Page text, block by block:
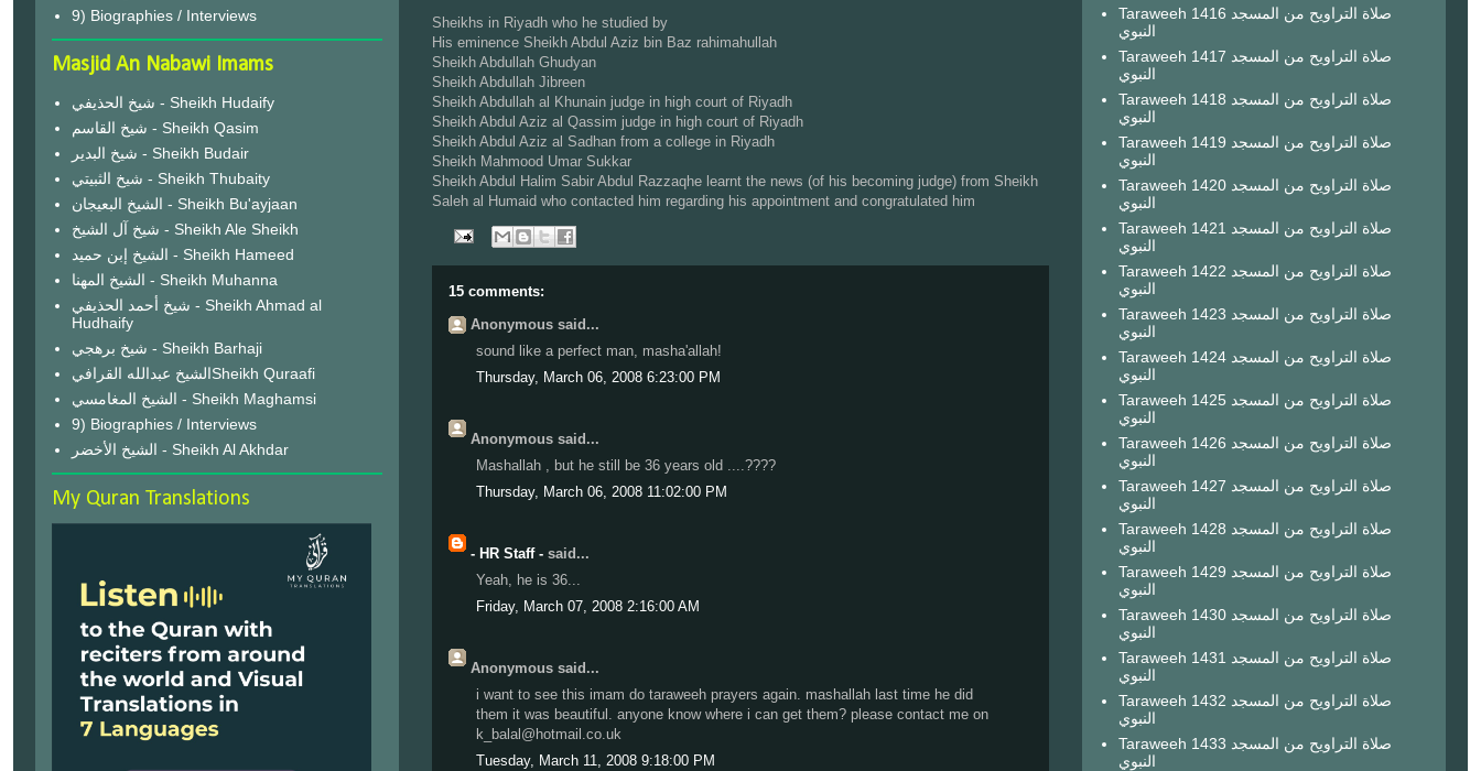
Sheikhs in Riyadh who he studied by
His eminence Sheikh Abdul Aziz bin Baz rahimahullah
Sheikh Abdullah Ghudyan
Sheikh Abdullah Jibreen
Sheikh Abdullah al Khunain judge in high court of Riyadh
Sheikh Abdul Aziz al Qassim judge in high court of Riyadh
Sheikh Abdul Aziz al Sadhan from a college in Riyadh
Sheikh Mahmood Umar Sukkar
Sheikh Abdul Halim Sabir Abdul Razzaqhe learnt the news (of his becoming judge) from Sheikh
Saleh al Humaid who contacted him regarding his appointment and congratulated him
15 comments:
Anonymous said...
sound like a perfect man, masha'allah!
Thursday, March 06, 2008 6:23:00 PM
Anonymous said...
Mashallah , but he still be 36 years old ....????
Thursday, March 06, 2008 11:02:00 PM
- HR Staff - said...
Yeah, he is 36...
Friday, March 07, 2008 2:16:00 AM
Anonymous said...
i want to see this imam do taraweeh prayers again. mashallah last time he did
them it was beautiful. anyone know where i can get them? please contact me on
k_balal@hotmail.co.uk
Tuesday, March 11, 2008 9:18:00 PM
9) Biographies / Interviews
Masjid An Nabawi Imams
شيخ الحذيفي - Sheikh Hudaify
شيخ القاسم - Sheikh Qasim
شيخ البدير - Sheikh Budair
شيخ الثبيتي - Sheikh Thubaity
الشيخ البعيجان - Sheikh Bu'ayjaan
شيخ آل الشيخ - Sheikh Ale Sheikh
الشيخ إبن حميد - Sheikh Hameed
الشيخ المهنا - Sheikh Muhanna
شيخ أحمد الحذيفي - Sheikh Ahmad al
Hudhaify
شيخ برهجي - Sheikh Barhaji
الشيخ عبدالله القرافيSheikh Quraafi
الشيخ المغامسي - Sheikh Maghamsi
9) Biographies / Interviews
الشيخ الأخضر - Sheikh Al Akhdar
My Quran Translations
Taraweeh 1416 صلاة التراويح من المسجد
النبوي
Taraweeh 1417 صلاة التراويح من المسجد
النبوي
Taraweeh 1418 صلاة التراويح من المسجد
النبوي
Taraweeh 1419 صلاة التراويح من المسجد
النبوي
Taraweeh 1420 صلاة التراويح من المسجد
النبوي
Taraweeh 1421 صلاة التراويح من المسجد
النبوي
Taraweeh 1422 صلاة التراويح من المسجد
النبوي
Taraweeh 1423 صلاة التراويح من المسجد
النبوي
Taraweeh 1424 صلاة التراويح من المسجد
النبوي
Taraweeh 1425 صلاة التراويح من المسجد
النبوي
Taraweeh 1426 صلاة التراويح من المسجد
النبوي
Taraweeh 1427 صلاة التراويح من المسجد
النبوي
Taraweeh 1428 صلاة التراويح من المسجد
النبوي
Taraweeh 1429 صلاة التراويح من المسجد
النبوي
Taraweeh 1430 صلاة التراويح من المسجد
النبوي
Taraweeh 1431 صلاة التراويح من المسجد
النبوي
Taraweeh 1432 صلاة التراويح من المسجد
النبوي
Taraweeh 1433 صلاة التراويح من المسجد
النبوي